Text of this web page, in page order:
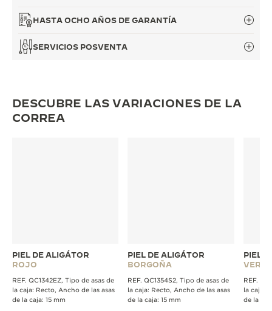
HASTA OCHO AÑOS DE GARANTÍA
SERVICIOS POSVENTA
DESCUBRE LAS VARIACIONES DE LA
CORREA
PIEL DE ALIGÁTOR
ROJO
REF. QC1342EZ, Tipo de asas de
la caja: Recto, Ancho de las asas
de la caja: 15 mm
PIEL DE ALIGÁTOR
BORGOÑA
REF. QC1354S2, Tipo de asas de
la caja: Recto, Ancho de las asas
de la caja: 15 mm
PIEL
VERDE
REF.
la caja:
de la